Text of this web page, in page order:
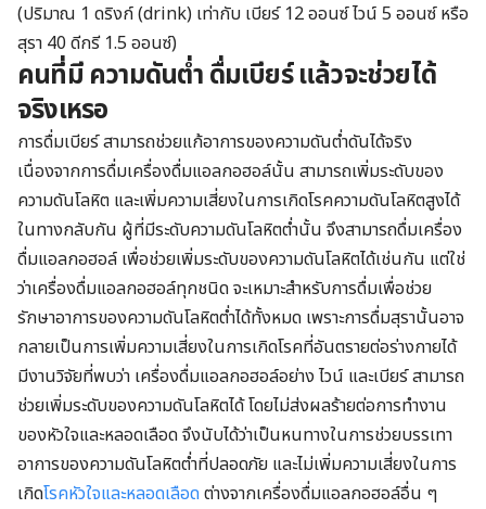
(ปริมาณ 1 ดริงก์ (drink) เท่ากับ เบียร์ 12 ออนซ์ ไวน์ 5 ออนซ์ หรือ
สุรา 40 ดีกรี 1.5 ออนซ์)
คนที่มี ความดันต่ำ ดื่มเบียร์ แล้วจะช่วยได้
จริงเหรอ
การดื่มเบียร์ สามารถช่วยแก้อาการของความดันต่ำดันได้จริง
เนื่องจากการดื่มเครื่องดื่มแอลกอฮอล์นั้น สามารถเพิ่มระดับของ
ความดันโลหิต และเพิ่มความเสี่ยงในการเกิดโรคความดันโลหิตสูงได้
ในทางกลับกัน ผู้ที่มีระดับความดันโลหิตต่ำนั้น จึงสามารถดื่มเครื่อง
ดื่มแอลกอฮอล์ เพื่อช่วยเพิ่มระดับของความดันโลหิตได้เช่นกัน แต่ใช่
ว่าเครื่องดื่มแอลกอฮอล์ทุกชนิด จะเหมาะสำหรับการดื่มเพื่อช่วย
รักษาอาการของความดันโลหิตต่ำได้ทั้งหมด เพราะการดื่มสุรานั้นอาจ
กลายเป็นการเพิ่มความเสี่ยงในการเกิดโรคที่อันตรายต่อร่างกายได้
มีงานวิจัยที่พบว่า เครื่องดื่มแอลกอฮอล์อย่าง ไวน์ และเบียร์ สามารถ
ช่วยเพิ่มระดับของความดันโลหิตได้ โดยไม่ส่งผลร้ายต่อการทำงาน
ของหัวใจและหลอดเลือด จึงนับได้ว่าเป็นหนทางในการช่วยบรรเทา
อาการของความดันโลหิตต่ำที่ปลอดภัย และไม่เพิ่มความเสี่ยงในการ
เกิดโรคหัวใจและหลอดเลือด ต่างจากเครื่องดื่มแอลกอฮอล์อื่น ๆ